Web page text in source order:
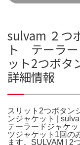
sulvam ２つ
ト テーラ
ット2つボタ
詳細情報
スリット2つボタン
ンジャケット |
テーラードジャケ
ツジャケット1回の
ます。SULVAM | 2